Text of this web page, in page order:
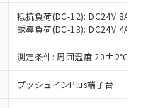
抵抗負荷(DC-12): DC24V 8A/
誘導負荷(DC-13): DC24V 4A/
測定条件: 周囲温度 20±2℃、
プッシュインPlus端子台
。
格照会結果は、
点での社内デー
ものであり、閲
の在庫および標
があることをご
た場合などや
ります。
1000ppm以下、 カド
ポリ臭化ビフェニル
ジフェニルエーテル類
示します。
販売部門へお問
ポリ臭化ビフェ
品のうち、外国
に定める商品
という）を輸出
る場合は、日本
たは役務取引許
必要な手続きを